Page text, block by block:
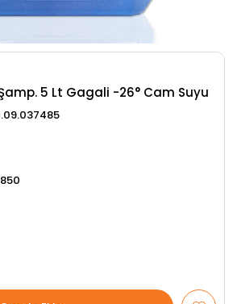
5 Lt Gagali -26° Cam Suyu